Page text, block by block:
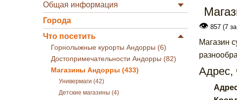
Общая информация
Города
Что посетить
Горнолыжные курорты Андорры (6)
Достопримечательности Андорры (82)
Магазины Андорры (433)
Универмаги (42)
Детские магазины (4)
👁857 (7
Магазин
Адрес,